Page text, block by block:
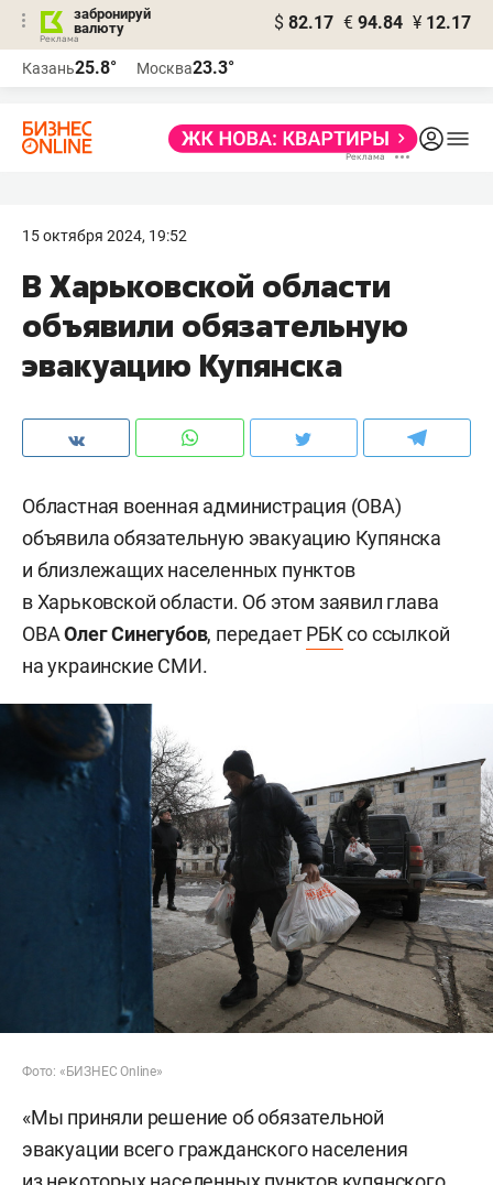
забронируй
валюту
$ 82.17 € 94.84 ¥ 12.17
Казань25.8° Москва23.3°
15 октября 2024, 19:52
В Харьковской области
объявили обязательную
эвакуацию Купянска
Областная военная администрация (ОВА)
объявила обязательную эвакуацию Купянска
и близлежащих населенных пунктов
в Харьковской области. Об этом заявил глава
ОВАОлег Синегубов, передаетРБКсо ссылкой
на украинские СМИ.
Фото: «БИЗНЕС Online»
«Мы приняли решение об обязательной
эвакуации всего гражданского населения